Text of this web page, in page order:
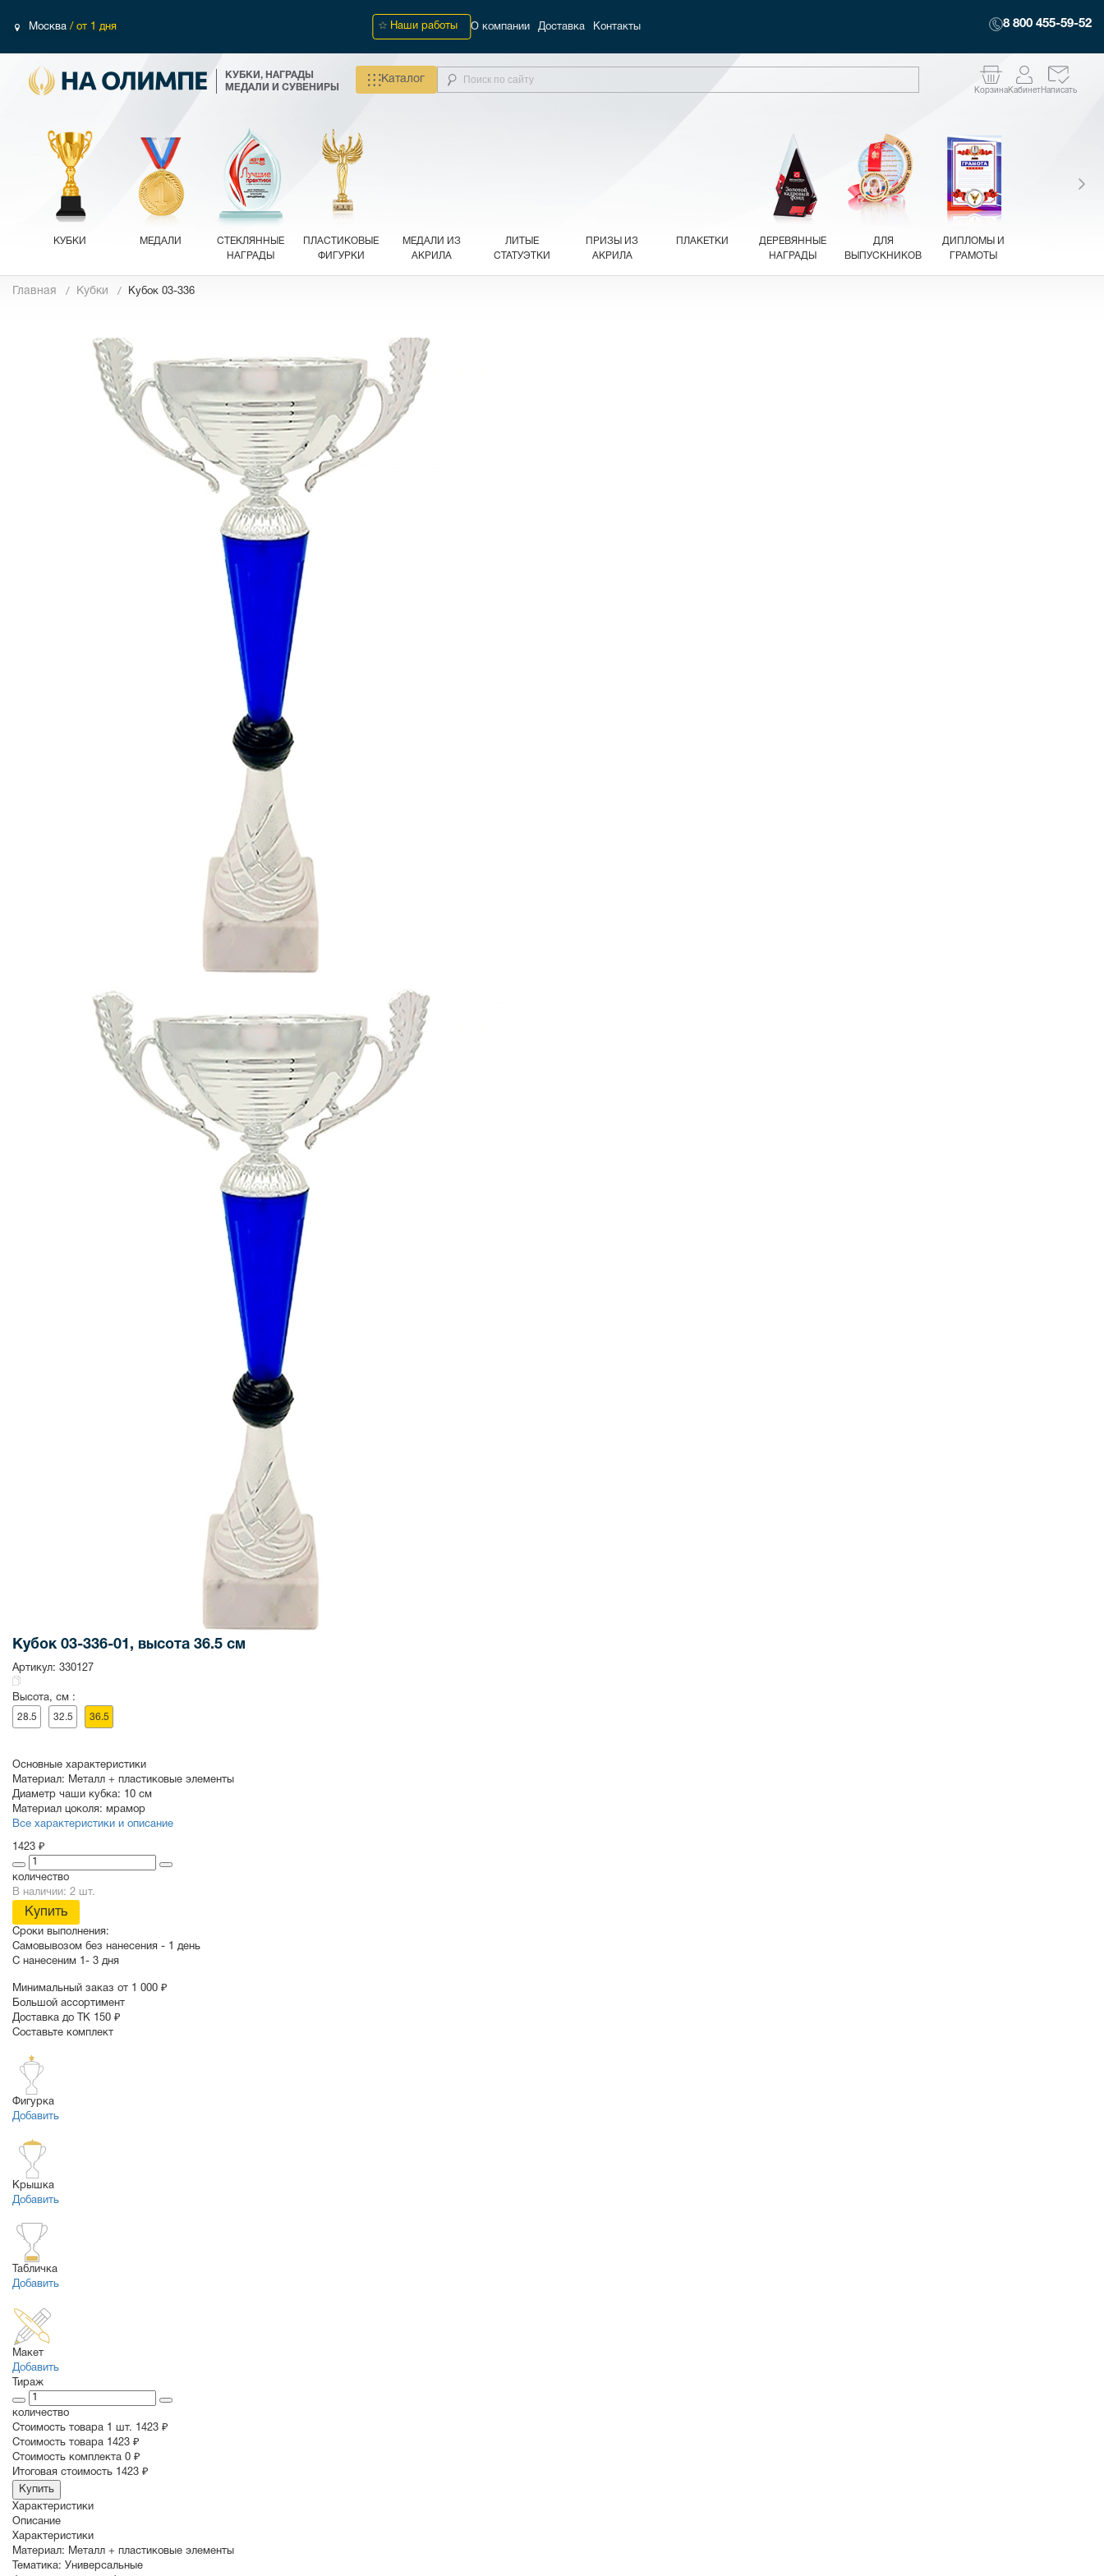
Москва / от 1 дня Наши работы О компании Доставка Контакты 8 800 455-59-52
КУБКИ, НАГРАДЫ
МЕДАЛИ И СУВЕНИРЫ
Каталог
КорзинаКабинетНаписать
КУБКИ МЕДАЛИ
СТЕКЛЯННЫЕ
НАГРАДЫ
ПЛАСТИКОВЫЕ
ФИГУРКИ
МЕДАЛИ ИЗ
АКРИЛА
ЛИТЫЕ
СТАТУЭТКИ
ПРИЗЫ ИЗ
АКРИЛА
ПЛАКЕТКИ
ДЕРЕВЯННЫЕ
НАГРАДЫ
ДЛЯ
ВЫПУСКНИКОВ
ДИПЛОМЫ И
ГРАМОТЫ
РАСПРОДАЖА
ПОИСК ПО
СОБЫТИЮ
ЗНАЧКИ
Главная Кубки Кубок 03-336
Кубок 03-336-01, высота 36.5 см
Артикул: 330127
Высота, см :
28.5 32.5 36.5
Основные характеристики
Материал: Металл + пластиковые элементы
Диаметр чаши кубка: 10 см
Материал цоколя: мрамор
Все характеристики и описание
1423 ₽
количество
В наличии: 2 шт.
Купить
Сроки выполнения:
Самовывозом без нанесения - 1 день
С нанесеним 1- 3 дня
Минимальный заказ от 1 000 ₽
Большой ассортимент
Доставка до ТК 150 ₽
Составьте комплект
Фигурка
Добавить
Крышка
Добавить
Табличка
Добавить
Макет
Добавить
Тираж
количество
Стоимость товара 1 шт. 1423 ₽
Cтоимость товара 1423 ₽
Стоимость комплекта 0 ₽
Итоговая стоимость 1423 ₽
Купить
Характеристики
Описание
Характеристики
Материал: Металл + пластиковые элементы
Тематика: Универсальные